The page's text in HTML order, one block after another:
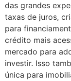
das grandes
taxas de juros,
para
crédito mais
mercado para
investir. Isso
única para